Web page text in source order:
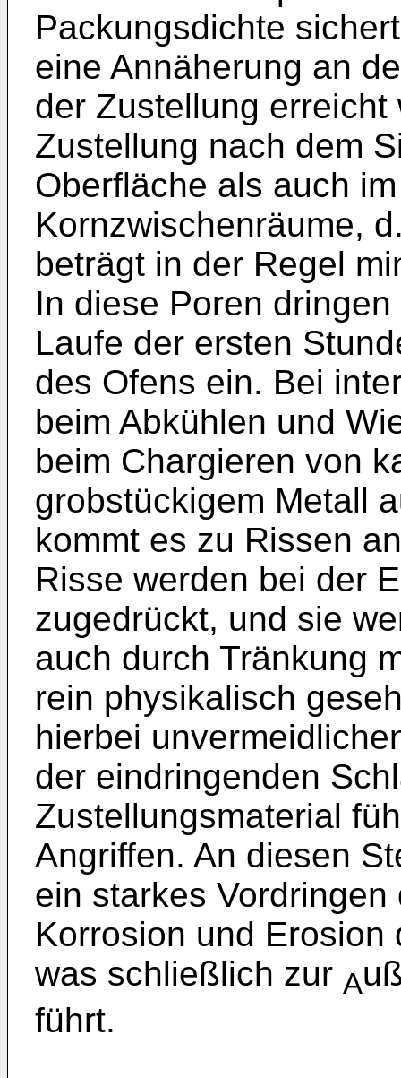
Packungsdichte
eine Annäherung an
der Zustellung
Zustellung nach dem
Oberfläche als auch
Kornzwischenräume,
beträgt in der Regel
In diese Poren
Laufe der ersten
des Ofens ein. Bei
beim Abkühlen und
beim Chargieren von
grobstückigem Metall
kommt es zu Rissen
Risse werden bei der
zugedrückt, und sie
auch durch Tränkung
rein physikalisch
hierbei
der eindringenden
Zustellungsmaterial
Angriffen. An diesen
ein starkes
Korrosion und
was schließlich zur A
führt.